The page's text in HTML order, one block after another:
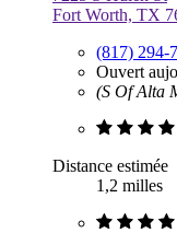
Fort Worth, TX
(817) 294-
Ouvert
(S Of Alta
Distance estimée
1,2 milles